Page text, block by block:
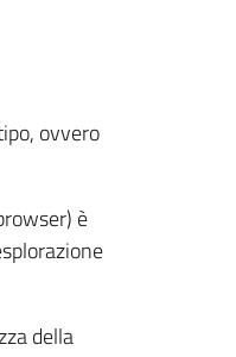
ovvero
è
della